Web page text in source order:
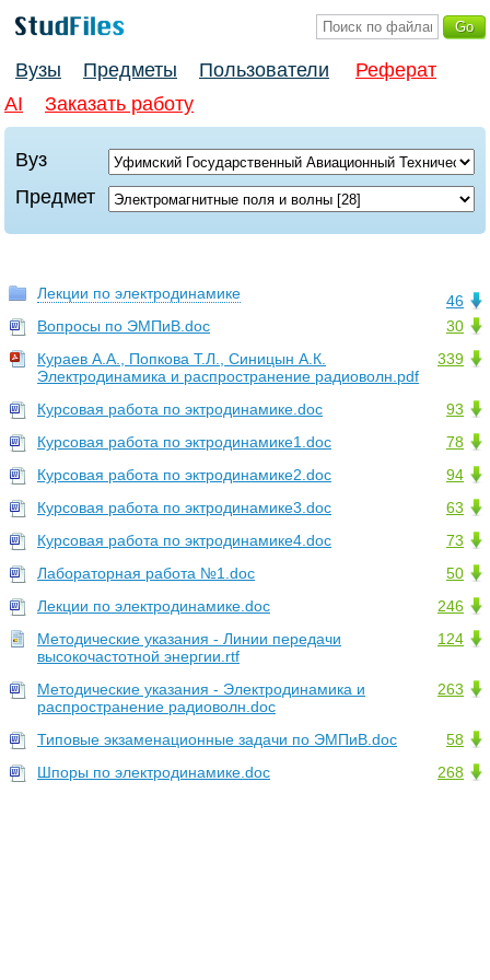
Вузы Предметы Пользователи
Реферат
AI
Заказать работу
Вуз
Предмет
46
Лекции по электродинамике
30
Вопросы по ЭМПиВ.doc
339
Кураев А.А., Попкова Т.Л., Синицын А.К.
Электродинамика и распространение радиоволн.pdf
93
Курсовая работа по эктродинамике.doc
78
Курсовая работа по эктродинамике1.doc
94
Курсовая работа по эктродинамике2.doc
63
Курсовая работа по эктродинамике3.doc
73
Курсовая работа по эктродинамике4.doc
50
Лабораторная работа №1.doc
246
Лекции по электродинамике.doc
124
Методические указания - Линии передачи
высокочастотной энергии.rtf
263
Методические указания - Электродинамика и
распространение радиоволн.doc
58
Типовые экзаменационные задачи по ЭМПиВ.doc
268
Шпоры по электродинамике.doc